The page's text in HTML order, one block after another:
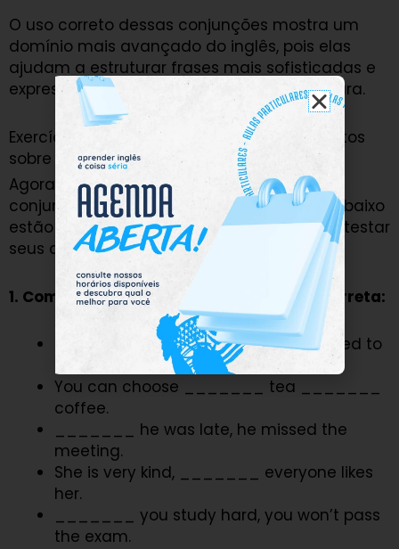
O uso correto dessas conjunções mostra um
domínio mais avançado do inglês, pois elas
ajudam a estruturar frases mais sofisticadas e
expressar ideias complexas de maneira clara.
Exercícios práticos: teste seus conhecimentos
sobre conjunções em inglês
Agora que você já conhece as principais
conjunções em inglês, é hora de praticar. Abaixo
estão alguns exercícios simples para você testar
seus conhecimentos:
1. Complete as frases com a conjunção correta:
I wanted to go out, _______ it started to
You can choose _______ tea _______
coffee.
_______ he was late, he missed the
meeting.
She is very kind, _______ everyone likes
her.
_______ you study hard, you won’t pass
the exam.